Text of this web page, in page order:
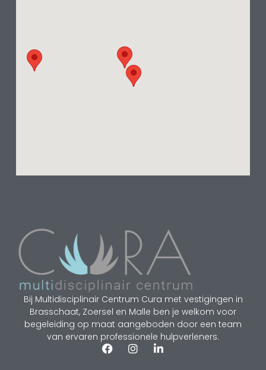
Bij Multidisciplinair Centrum Cura met vestigingen in
Brasschaat, Zoersel en Malle ben je welkom voor
begeleiding op maat aangeboden door een team
van ervaren professionele hulpverleners.